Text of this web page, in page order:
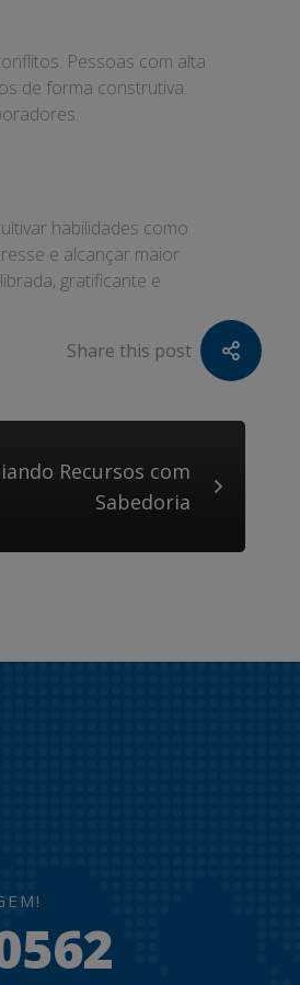
Pessoas com alta
de forma construtiva.
habilidades como
e alcançar maior
gratificante e
Share this post
Recursos com
Sabedoria